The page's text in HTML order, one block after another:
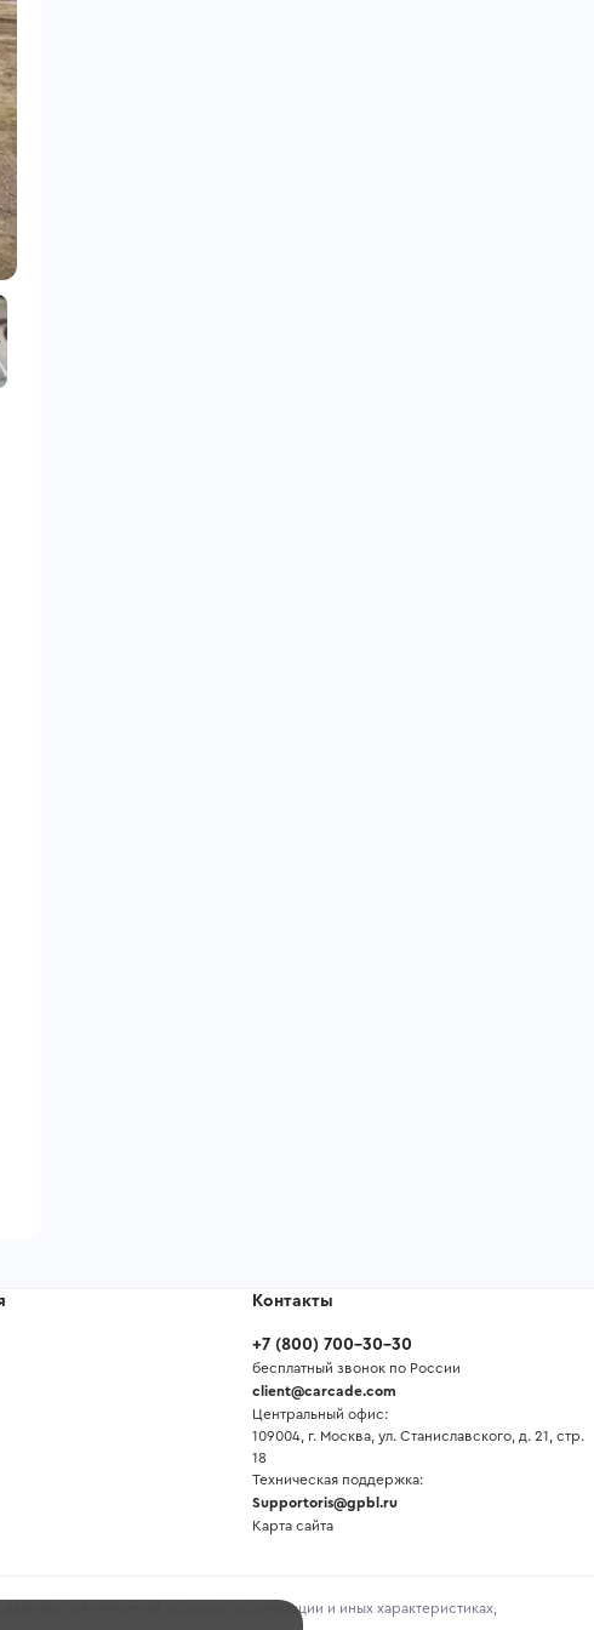
Контакты
+7 (800) 700-30-30
бесплатный звонок по России
client@carcade.com
Центральный офис:
109004, г. Москва, ул. Станиславского, д. 21, стр.
18
Техническая поддержка:
Supportoris@gpbl.ru
Карта сайта
повреждений, истории эксплуатации и иных характеристиках,